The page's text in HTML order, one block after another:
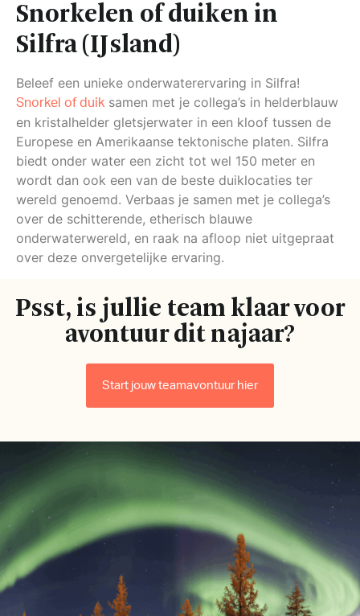
Snorkelen of duiken in
Silfra (IJsland)
Beleef een unieke onderwaterervaring in Silfra!
Snorkel of duik samen met je collega’s in helderblauw
en kristalhelder gletsjerwater in een kloof tussen de
Europese en Amerikaanse tektonische platen. Silfra
biedt onder water een zicht tot wel 150 meter en
wordt dan ook een van de beste duiklocaties ter
wereld genoemd. Verbaas je samen met je collega’s
over de schitterende, etherisch blauwe
onderwaterwereld, en raak na afloop niet uitgepraat
over deze onvergetelijke ervaring.
Psst, is jullie team klaar voor
avontuur dit najaar?
Start jouw teamavontuur hier